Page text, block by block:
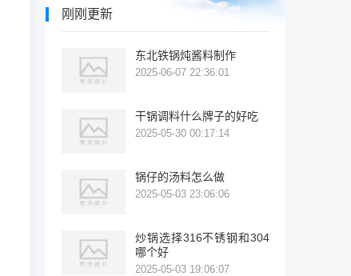
刚刚更新
东北铁锅炖酱料制作
2025-06-07 22:36:01
干锅调料什么牌子的好吃
2025-05-30 00:17:14
锅仔的汤料怎么做
2025-05-03 23:06:06
炒锅选择316不锈钢和304
哪个好
2025-05-03 19:06:07